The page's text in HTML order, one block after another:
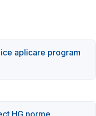
aplicare program
HG norme